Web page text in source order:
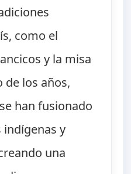
como el
y la misa
de los años,
han fusionado
indígenas y
una